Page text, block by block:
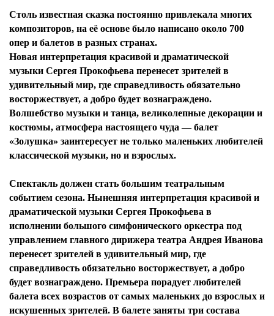
Столь известная сказка постоянно привлекала многих
композиторов, на её основе было написано около 700
опер и балетов в разных странах.
Новая интерпретация красивой и драматической
музыки Сергея Прокофьева перенесет зрителей в
удивительный мир, где справедливость обязательно
восторжествует, а добро будет вознаграждено.
Волшебство музыки и танца, великолепные декорации и
костюмы, атмосфера настоящего чуда — балет
«Золушка» заинтересует не только маленьких любителей
классической музыки, но и взрослых.
Спектакль должен стать большим театральным
событием сезона. Нынешняя интерпретация красивой и
драматической музыки Сергея Прокофьева в
исполнении большого симфонического оркестра под
управлением главного дирижера театра Андрея Иванова
перенесет зрителей в удивительный мир, где
справедливость обязательно восторжествует, а добро
будет вознаграждено. Премьера порадует любителей
балета всех возрастов от самых маленьких до взрослых и
искушенных зрителей. В балете заняты три состава